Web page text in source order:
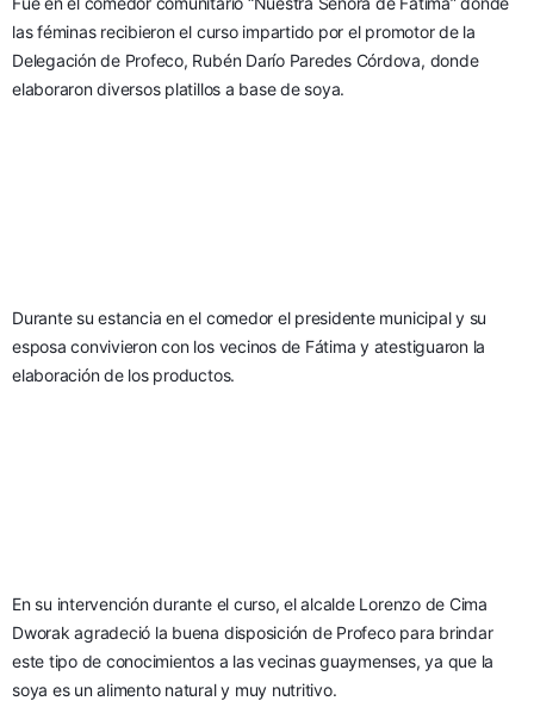
las féminas recibieron el curso impartido por el promotor de la
Delegación de Profeco, Rubén Darío Paredes Córdova, donde
elaboraron diversos platillos a base de soya.
Durante su estancia en el comedor el presidente municipal y su
esposa convivieron con los vecinos de Fátima y atestiguaron la
elaboración de los productos.
En su intervención durante el curso, el alcalde Lorenzo de Cima
Dworak agradeció la buena disposición de Profeco para brindar
este tipo de conocimientos a las vecinas guaymenses, ya que la
soya es un alimento natural y muy nutritivo.